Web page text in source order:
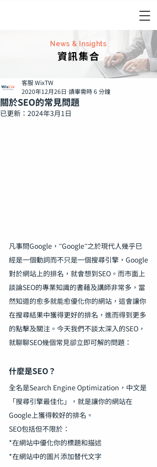
News & Insights
資訊集合
關於SEO的常見問題
客服 WixTW
2020年12月26日 讀畢需時 6 分鐘
已更新： 2024年3月1日
凡事問Google，”Google”之於現代人幾乎巳
經是一個動詞而不只是一個搜尋引擎，Google
對於網站上的排名，就會想到SEO。而市面上
談論SEO的專業知識的書藉及講師非常多，當
然知道的愈多就能愈優化你的網站，這會讓你
在搜尋結果中獲得更好的排名，進而得到更多
的點擊及關注。今天我們不談太深入的SEO，
就聊聊SEO幾個常見卻立即可解的問題：
什麼是SEO？
全名是Search Engine Optimization，中文是
「搜尋引擎最佳化」，就是讓你的網站在
Google上獲得較好的排名。
SEO包括但不限於：
*在網站中優化你的標題和描述
*在網站中的圖片添加替代文字